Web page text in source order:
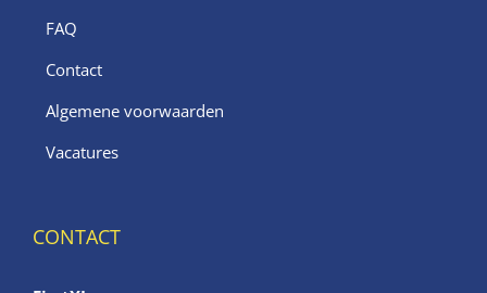
FAQ
Contact
Algemene voorwaarden
Vacatures
CONTACT